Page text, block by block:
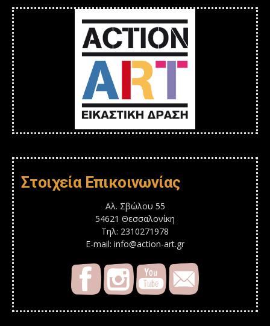
Στοιχεία Επικοινωνίας
Αλ. Σβώλου 55
54621 Θεσσαλονίκη
Τηλ: 2310271978
E-mail: info@action-art.gr